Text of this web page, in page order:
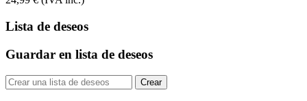
Lista de deseos
Guardar en lista de deseos
Crear